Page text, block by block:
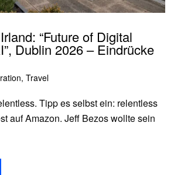
“Future of Digital
Dublin 2026 – Eindrücke
, Travel
Tipp es selbst ein: relentless
auf Amazon. Jeff Bezos wollte sein